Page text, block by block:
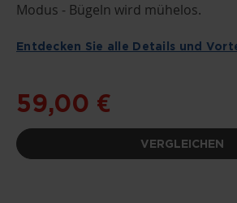
Modus - Bügeln wird mühelos.
Entdecken Sie alle Details und
59,00 €
VERGLEICHEN